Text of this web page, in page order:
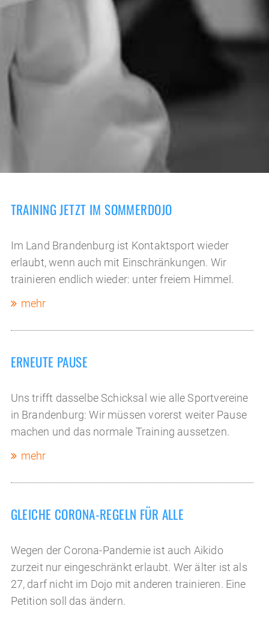
TRAINING JETZT IM SOMMERDOJO
Im Land Brandenburg ist Kontaktsport wieder
erlaubt, wenn auch mit Einschränkungen. Wir
trainieren endlich wieder: unter freiem Himmel.
mehr
ERNEUTE PAUSE
Uns trifft dasselbe Schicksal wie alle Sportvereine
in Brandenburg: Wir müssen vorerst weiter Pause
machen und das normale Training aussetzen.
mehr
GLEICHE CORONA-REGELN FÜR ALLE
Wegen der Corona-Pandemie ist auch Aikido
zurzeit nur eingeschränkt erlaubt. Wer älter ist als
27, darf nicht im Dojo mit anderen trainieren. Eine
Petition soll das ändern.